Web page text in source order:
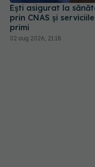
Ești asigurat la
prin CNAS și
primi
02 aug 2026, 21:18